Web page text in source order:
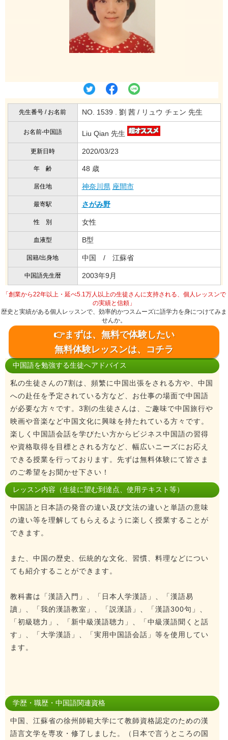
先生番号 / お名前 NO. 1539 . 劉 茜 / リュウ チェン 先生
お名前-中国語 Liu Qian 先生
更新日時 2020/03/23
年 齢 48 歳
居住地 神奈川県 座間市
最寄駅 さがみ野
性 別 女性
血液型 B型
国籍/出身地 中国 / 江蘇省
中国語先生暦 2003年9月
「創業から22年以上・延べ5.1万人以上の生徒さんに支持される、個人レッスンで
の実績と信頼」
歴史と実績がある個人レッスンで、効率的かつスムーズに語学力を身につけてみま
せんか。
👉まずは、無料で体験したい
無料体験レッスンは、コチラ
中国語を勉強する生徒へアドバイス
私の生徒さんの7割は、頻繁に中国出張をされる方や、中国
への赴任を予定されている方など、お仕事の場面で中国語
が必要な方々です。3割の生徒さんは、ご趣味で中国旅行や
映画や音楽など中国文化に興味を持たれている方々です。
楽しく中国語会話を学びたい方からビジネス中国語の習得
や資格取得を目標とされる方など、幅広いニーズにお応え
できる授業を行っております。先ずは無料体験にて皆さま
のご希望をお聞かせ下さい！
レッスン内容（生徒に望む到達点、使用テキスト等）
中国語と日本語の発音の違い及び文法の違いと単語の意味
の違い等を理解してもらえるように楽しく授業することが
できます。
また、中国の歴史、伝統的な文化、習慣、料理などについ
ても紹介することができます。
教科書は「漢語入門」、「日本人学漢語」、「漢語易
讀」、「我的漢語教室」、「説漢語」、「漢語300句」、
「初級聴力」、「新中級漢語聴力」、「中級漢語聞くと話
す」、「大学漢語」、「実用中国語会話」等を使用してい
ます。
学歴・職歴・中国語関連資格
中国、江蘇省の徐州師範大学にて教師資格認定のための漢
語言文学を専攻・修了しました。（日本で言うところの国